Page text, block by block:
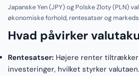
Japanske Yen (JPY) og Polske Zloty (PLN)
økonomiske forhold, rentesatser og
Hvad påvirker
Rentesatser: Højere renter
investeringer, hvilket styrker valutaen.